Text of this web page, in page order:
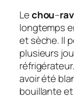
Lechou–
longtemps
et sèche. Il
plusieurs
avoir été
bouillante